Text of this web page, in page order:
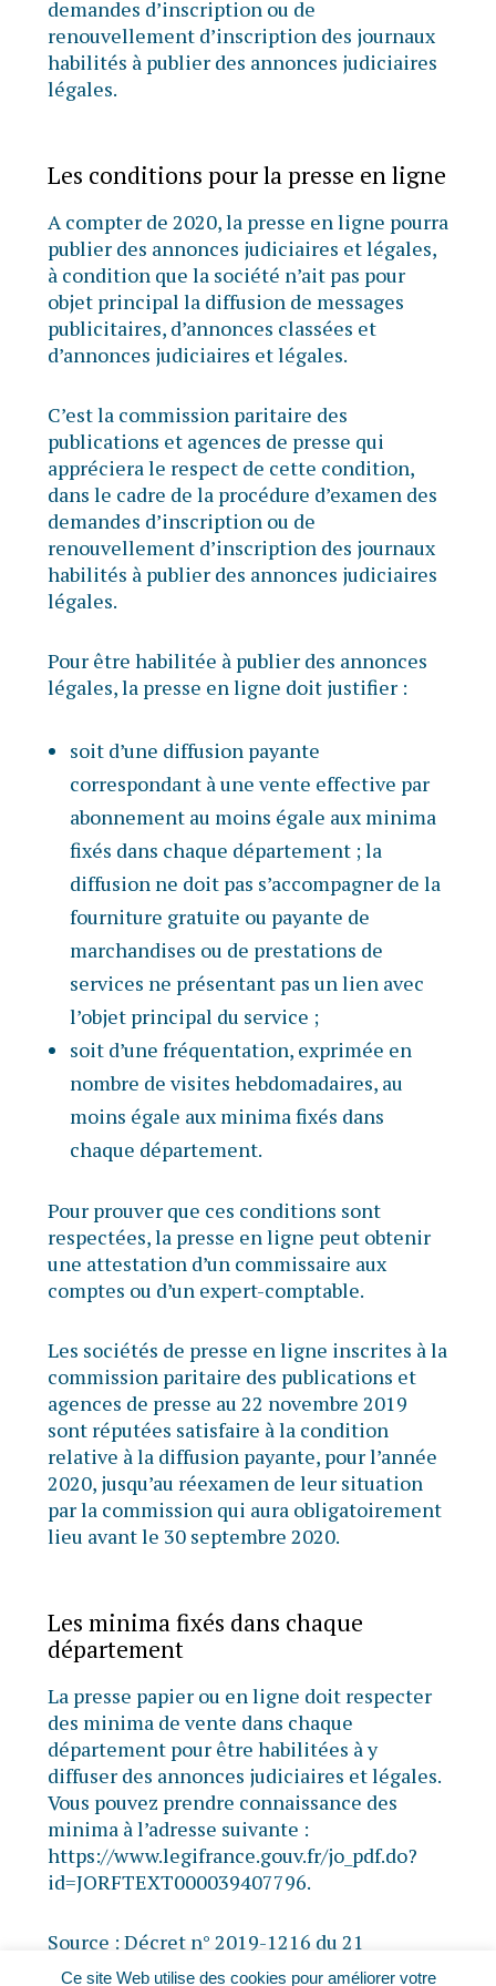
demandes d’inscription ou de
renouvellement d’inscription des journaux
habilités à publier des annonces judiciaires
légales.
Les conditions pour la presse en ligne
A compter de 2020, la presse en ligne pourra
publier des annonces judiciaires et légales,
à condition que la société n’ait pas pour
objet principal la diffusion de messages
publicitaires, d’annonces classées et
d’annonces judiciaires et légales.
C’est la commission paritaire des
publications et agences de presse qui
appréciera le respect de cette condition,
dans le cadre de la procédure d’examen des
demandes d’inscription ou de
renouvellement d’inscription des journaux
habilités à publier des annonces judiciaires
légales.
Pour être habilitée à publier des annonces
légales, la presse en ligne doit justifier :
soit d’une diffusion payante
correspondant à une vente effective par
abonnement au moins égale aux minima
fixés dans chaque département ; la
diffusion ne doit pas s’accompagner de la
fourniture gratuite ou payante de
marchandises ou de prestations de
services ne présentant pas un lien avec
l’objet principal du service ;
soit d’une fréquentation, exprimée en
nombre de visites hebdomadaires, au
moins égale aux minima fixés dans
chaque département.
Pour prouver que ces conditions sont
respectées, la presse en ligne peut obtenir
une attestation d’un commissaire aux
comptes ou d’un expert-comptable.
Les sociétés de presse en ligne inscrites à la
commission paritaire des publications et
agences de presse au 22 novembre 2019
sont réputées satisfaire à la condition
relative à la diffusion payante, pour l’année
2020, jusqu’au réexamen de leur situation
par la commission qui aura obligatoirement
lieu avant le 30 septembre 2020.
Les minima fixés dans chaque
département
La presse papier ou en ligne doit respecter
des minima de vente dans chaque
département pour être habilitées à y
diffuser des annonces judiciaires et légales.
Vous pouvez prendre connaissance des
minima à l’adresse suivante :
https://www.legifrance.gouv.fr/jo_pdf.do?
id=JORFTEXT000039407796.
Source :Décret n° 2019-1216 du 21
novembre 2019 relatif aux annonces
Ce site Web utilise des cookies pour améliorer votre